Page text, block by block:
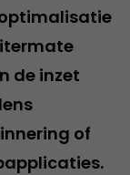
de inzet
of